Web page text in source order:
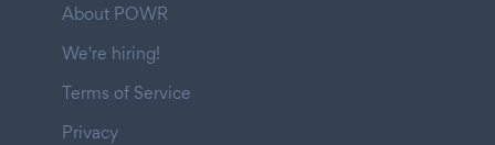
About POWR
We're hiring!
Terms of Service
Privacy